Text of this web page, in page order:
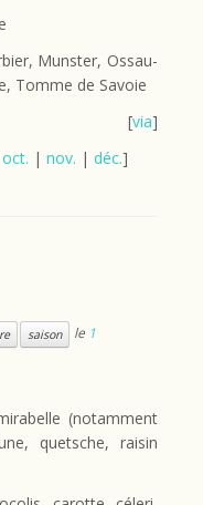
Munster, Ossau-
Tomme de Savoie
[via]
oct. | nov. | déc.]
saison le 1
(notamment
quetsche, raisin